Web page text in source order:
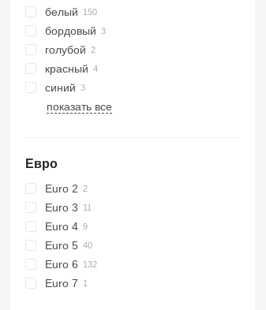
белый
бордовый
голубой
красный
синий
показать все
Евро
Euro 2
Euro 3
Euro 4
Euro 5
Euro 6
Euro 7